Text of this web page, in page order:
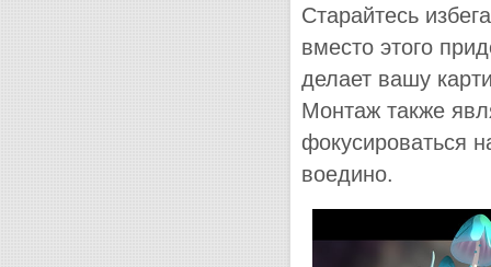
Старайтесь
вместо этого
делает вашу
Монтаж также
фокусироваться
воедино.